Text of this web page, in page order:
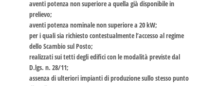
aventi potenza non superiore a quella già disponibile in
prelievo;
aventi potenza nominale non superiore a 20 kW;
per i quali sia richiesto contestualmente l’accesso al regime
dello Scambio sul Posto;
realizzati sui tetti degli edifici con le modalità previste dal
D.lgs. n. 28/11;
assenza di ulteriori impianti di produzione sullo stesso punto